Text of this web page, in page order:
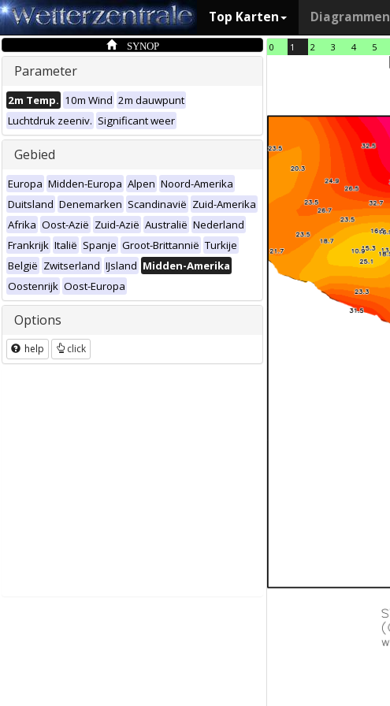
Top Karten Diagrammen
SYNOP
Parameter
2m Temp. 10m Wind 2m dauwpunt
Luchtdruk zeeniv. Significant weer
Gebied
Europa Midden-Europa Alpen Noord-Amerika
Duitsland Denemarken Scandinavië Zuid-Amerika
Afrika Oost-Azië Zuid-Azië Australië Nederland
Frankrijk Italië Spanje Groot-Brittannië Turkije
België Zwitserland IJsland Midden-Amerika
Oostenrijk Oost-Europa
Options
help click
0 1 2 3 4 5